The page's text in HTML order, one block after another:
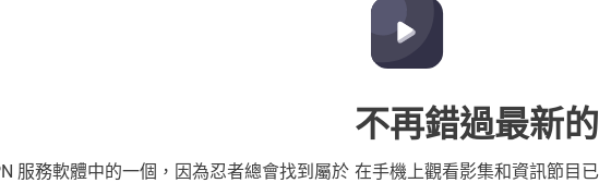
服務軟體中的一個，因為忍者總會找到屬於
不再錯過最新
在手機上觀看影集和資訊節目